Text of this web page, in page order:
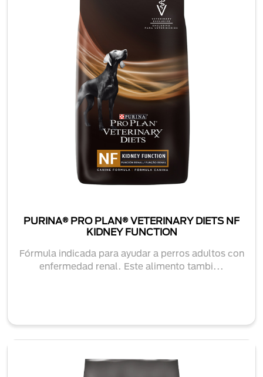
PURINA® PRO PLAN® VETERINARY DIETS NF
KIDNEY FUNCTION
Fórmula indicada para ayudar a perros adultos con
enfermedad renal. Este alimento tambi...